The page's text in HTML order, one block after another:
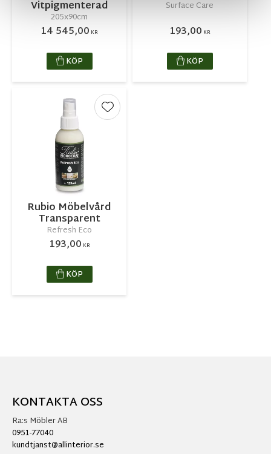
Vitpigmenterad
205x90cm
14 545,00 KR
KÖP
Surface Care
193,00 KR
KÖP
Rubio Möbelvård
Transparent
Refresh Eco
193,00 KR
Lägg till i favoriter
KÖP
KONTAKTA OSS
Ra:s Möbler AB
0951-77040
kundtjanst@allinterior.se